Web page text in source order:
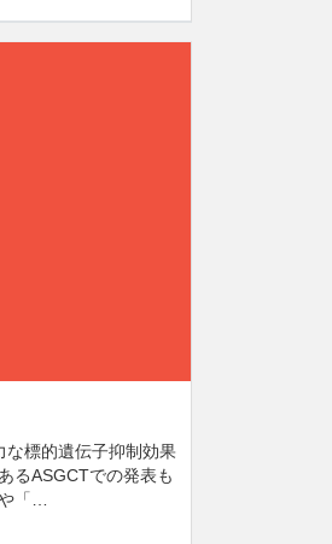
な標的遺伝子抑制効果
るASGCTでの発表も
「…